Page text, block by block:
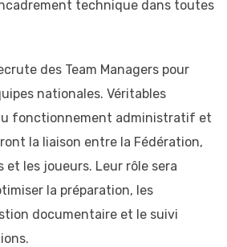
technique dans toutes
des Team Managers pour
nationales. Véritables
fonctionnement administratif et
la liaison entre la Fédération,
les joueurs. Leur rôle sera
la préparation, les
documentaire et le suivi